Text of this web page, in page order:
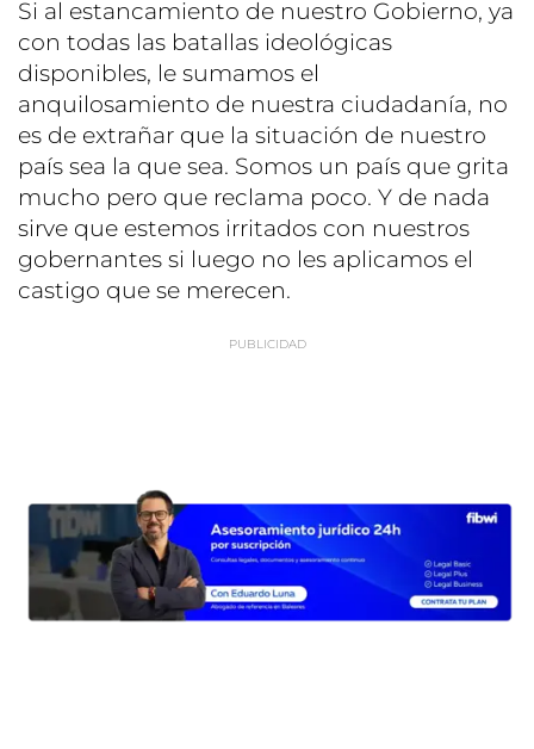
Si al estancamiento de nuestro Gobierno, ya
con todas las batallas ideológicas
disponibles, le sumamos el
anquilosamiento de nuestra ciudadanía, no
es de extrañar que la situación de nuestro
país sea la que sea. Somos un país que grita
mucho pero que reclama poco. Y de nada
sirve que estemos irritados con nuestros
gobernantes si luego no les aplicamos el
castigo que se merecen.